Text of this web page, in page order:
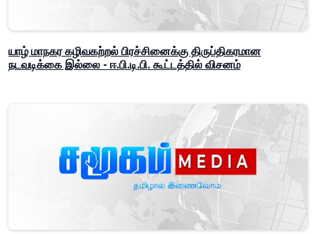
யாழ் மாநகர கழிவகற்றல் பிரச்சினைக்கு திருப்திகரமான
நடவடிக்கை இல்லை - ஈ.பி.டி.பி. கூட்டத்தில் விசனம்